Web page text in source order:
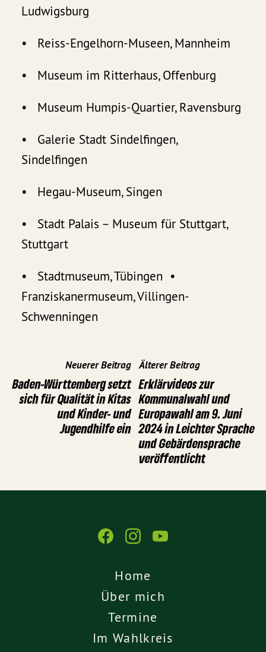
Ludwigsburg
• Reiss-Engelhorn-Museen, Mannheim
• Museum im Ritterhaus, Offenburg
• Museum Humpis-Quartier, Ravensburg
• Galerie Stadt Sindelfingen,
Sindelfingen
• Hegau-Museum, Singen
• Stadt Palais – Museum für Stuttgart,
Stuttgart
• Stadtmuseum, Tübingen •
Franziskanermuseum, Villingen-
Schwenningen
Neuerer Beitrag
Baden-Württemberg setzt
sich für Qualität in Kitas
und Kinder- und
Jugendhilfe ein
Älterer Beitrag
Erklärvideos zur
Kommunalwahl und
Europawahl am 9. Juni
2024 in Leichter Sprache
und Gebärdensprache
veröffentlicht
Home
Über mich
Termine
Im Wahlkreis